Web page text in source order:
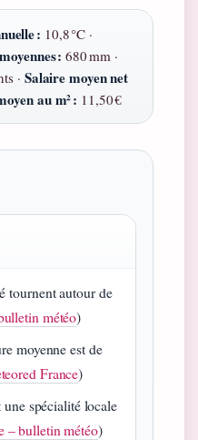
: 10,8 °C ·
: 680 mm ·
· Salaire moyen net
au m² : 11,50 €
tournent autour de
météo)
moyenne est de
France)
spécialité locale
– bulletin météo)